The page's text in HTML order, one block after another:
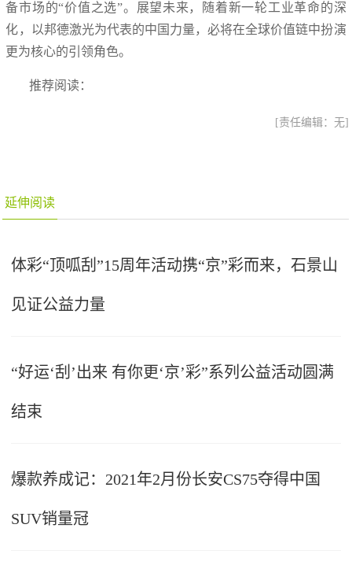
备市场的“价值之选”。展望未来，随着新一轮工业革命的深
化，以邦德激光为代表的中国力量，必将在全球价值链中扮演
更为核心的引领角色。
推荐阅读：
[责任编辑：无]
延伸阅读
体彩“顶呱刮”15周年活动携“京”彩而来，石景山
见证公益力量
“好运‘刮’出来 有你更‘京’彩”系列公益活动圆满
结束
爆款养成记：2021年2月份长安CS75夺得中国
SUV销量冠